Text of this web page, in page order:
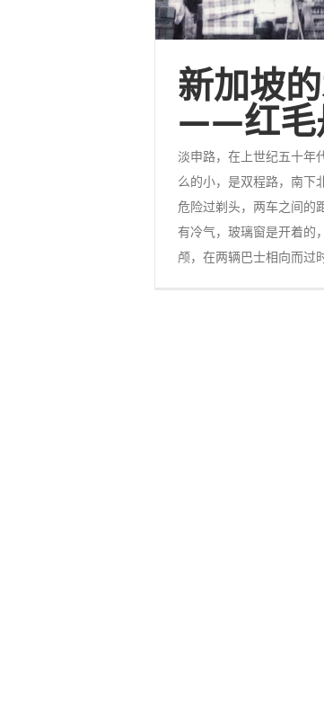
新加坡
——红毛
淡申路，在上世纪五十年
么的小，是双程路，南下
危险过剃头，两车之间的
有冷气，玻璃窗是开着的
颅，在两辆巴士相向而过